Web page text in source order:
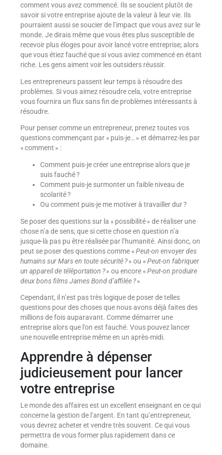
comment vous avez commencé. Ils se soucient plutôt de
savoir si votre entreprise ajoute de la valeur à leur vie. Ils
pourraient aussi se soucier de l’impact que vous avez sur le
monde. Je dirais même que vous êtes plus susceptible de
recevoir plus éloges pour avoir lancé votre entreprise; alors
que vous étiez fauché que si vous aviez commencé en étant
riche. Les gens aiment voir les outsiders réussir.
Les entrepreneurs passent leur temps à résoudre des
problèmes. Si vous aimez résoudre cela, votre entreprise
vous fournira un flux sans fin de problèmes intéressants à
résoudre.
Pour penser comme un entrepreneur, prenez toutes vos
questions commençant par « puis-je… » et démarrez-les par
« comment » :
Comment puis-je créer une entreprise alors que je
suis fauché ?
Comment puis-je surmonter un faible niveau de
scolarité ?
Ou comment puis-je me motiver à travailler dur ?
Se poser des questions sur la « possibilité » de réaliser une
chose n’a de sens; que si cette chose en question n’a
jusque-là pas pu être réalisée par l’humanité. Ainsi donc, on
peut se poser des questions comme «Peut-on envoyer des
humains sur Mars en toute sécurité ?» ou «Peut-on fabriquer
un appareil de téléportation ?» ou encore «Peut-on produire
deux bons films James Bond d’affilée ?»
Cependant, il n’est pas très logique de poser de telles
questions pour des choses que nous avons déjà faites des
millions de fois auparavant. Comme démarrer une
entreprise alors que l’on est fauché. Vous pouvez lancer
une nouvelle entreprise même en un après-midi.
Apprendre à dépenser
judicieusement pour lancer
votre entreprise
Le monde des affaires est un excellent enseignant en ce qui
concerne la gestion de l’argent. En tant qu’entrepreneur,
vous devrez acheter et vendre très souvent. Ce qui vous
permettra de vous former plus rapidement dans ce
domaine.